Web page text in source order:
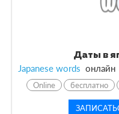
Даты в
Japanese words онлайн
Online бесплатно